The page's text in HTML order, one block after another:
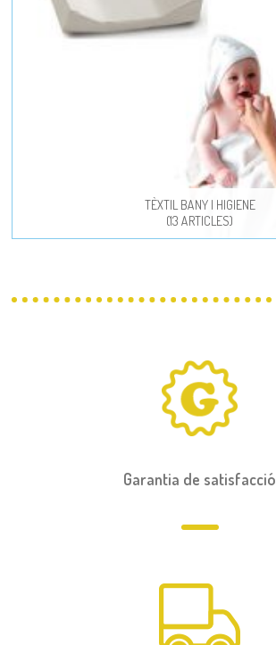
TÈXTIL BANY I HIGIENE
(13 ARTICLES)
Garantia de satisfacció